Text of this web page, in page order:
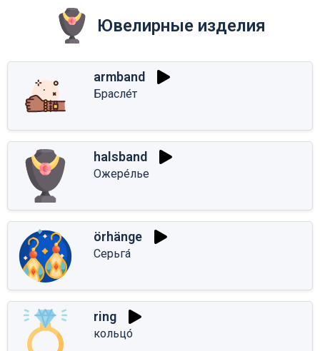
Ювелирные изделия
armband
Брасле́т
halsband
Ожере́лье
örhänge
Серьга́
ring
кольцо́